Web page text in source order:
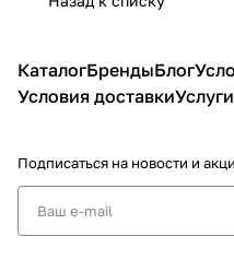
КаталогБрендыБлог
Условия доставкиУслуги
Подписаться на новости и